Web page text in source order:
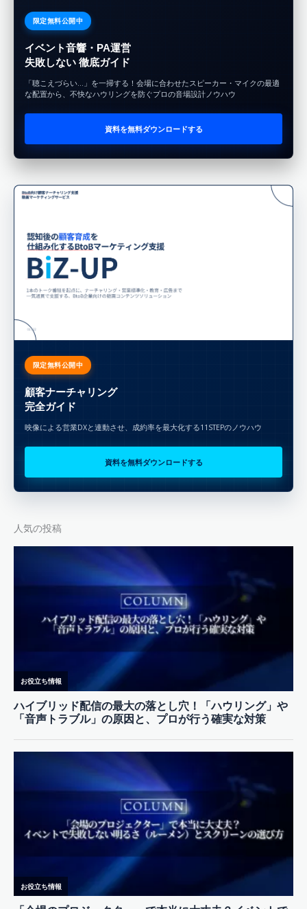
限定無料公開中
イベント音響・PA運営
失敗しない 徹底ガイド
「聴こえづらい…」を一掃する！会場に合わせたスピーカー・マイクの最適
な配置から、不快なハウリングを防ぐプロの音場設計ノウハウ
資料を無料ダウンロードする
限定無料公開中
顧客ナーチャリング
完全ガイド
映像による営業DXと連動させ、成約率を最大化する11STEPのノウハウ
資料を無料ダウンロードする
人気の投稿